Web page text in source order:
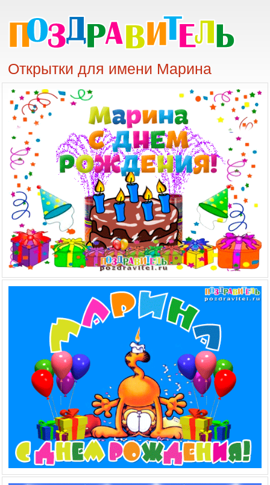
Открытки для имени Марина